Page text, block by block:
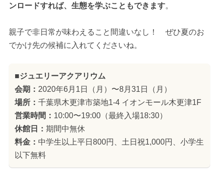
ンロードすれば、生態を学ぶこともできます。
親子で非日常が味わえること間違いなし！ ぜひ夏のお
でかけ先の候補に入れてくださいね。
■ジュエリーアクアリウム
会期： 2020年6月1日（月）〜8月31日（月）
場所： 千葉県木更津市築地1-4 イオンモール木更津1F
営業時間： 10:00〜19:00（最終入場18:30）
休館日： 期間中無休
料金： 中学生以上平日800円、土日祝1,000円、小学生
以下無料